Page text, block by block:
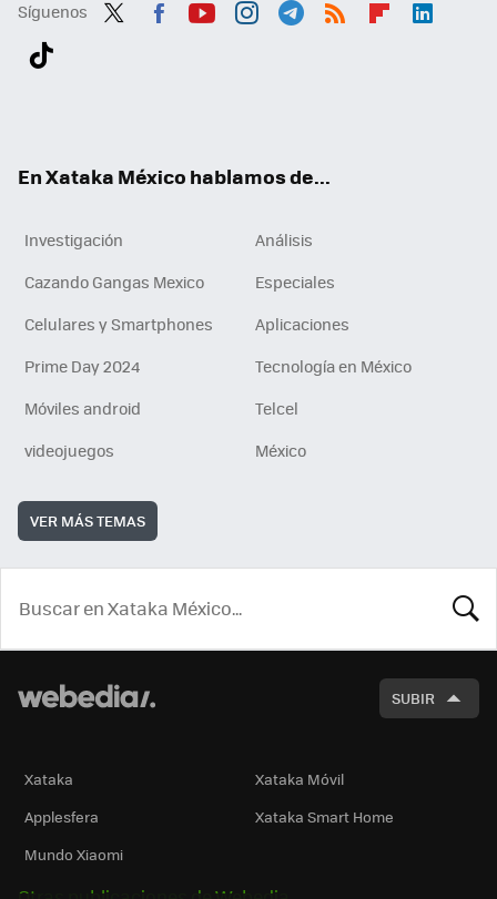
Síguenos
En Xataka México hablamos de...
Investigación
Análisis
Cazando Gangas Mexico
Especiales
Celulares y Smartphones
Aplicaciones
Prime Day 2024
Tecnología en México
Móviles android
Telcel
videojuegos
México
VER MÁS TEMAS
SUBIR
Xataka
Xataka Móvil
Applesfera
Xataka Smart Home
Mundo Xiaomi